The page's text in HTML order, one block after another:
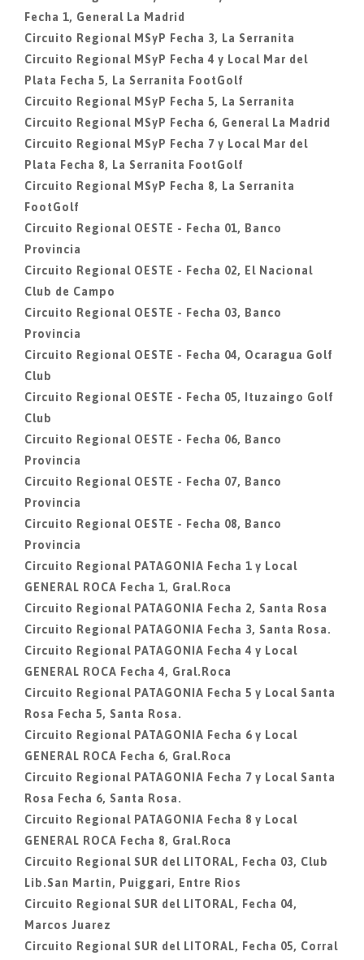
Fecha 1, General La Madrid
Circuito Regional MSyP Fecha 3, La Serranita
Circuito Regional MSyP Fecha 4 y Local Mar del
Plata Fecha 5, La Serranita FootGolf
Circuito Regional MSyP Fecha 5, La Serranita
Circuito Regional MSyP Fecha 6, General La Madrid
Circuito Regional MSyP Fecha 7 y Local Mar del
Plata Fecha 8, La Serranita FootGolf
Circuito Regional MSyP Fecha 8, La Serranita
FootGolf
Circuito Regional OESTE - Fecha 01, Banco
Provincia
Circuito Regional OESTE - Fecha 02, El Nacional
Club de Campo
Circuito Regional OESTE - Fecha 03, Banco
Provincia
Circuito Regional OESTE - Fecha 04, Ocaragua Golf
Club
Circuito Regional OESTE - Fecha 05, Ituzaingo Golf
Club
Circuito Regional OESTE - Fecha 06, Banco
Provincia
Circuito Regional OESTE - Fecha 07, Banco
Provincia
Circuito Regional OESTE - Fecha 08, Banco
Provincia
Circuito Regional PATAGONIA Fecha 1 y Local
GENERAL ROCA Fecha 1, Gral.Roca
Circuito Regional PATAGONIA Fecha 2, Santa Rosa
Circuito Regional PATAGONIA Fecha 3, Santa Rosa.
Circuito Regional PATAGONIA Fecha 4 y Local
GENERAL ROCA Fecha 4, Gral.Roca
Circuito Regional PATAGONIA Fecha 5 y Local Santa
Rosa Fecha 5, Santa Rosa.
Circuito Regional PATAGONIA Fecha 6 y Local
GENERAL ROCA Fecha 6, Gral.Roca
Circuito Regional PATAGONIA Fecha 7 y Local Santa
Rosa Fecha 6, Santa Rosa.
Circuito Regional PATAGONIA Fecha 8 y Local
GENERAL ROCA Fecha 8, Gral.Roca
Circuito Regional SUR del LITORAL, Fecha 03, Club
Lib.San Martin, Puiggari, Entre Rios
Circuito Regional SUR del LITORAL, Fecha 04,
Marcos Juarez
Circuito Regional SUR del LITORAL, Fecha 05, Corral